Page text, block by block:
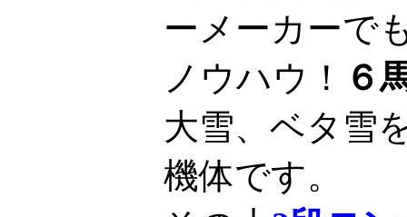
ーメーカーで
ノウハウ！
６
大雪、ベタ雪
機体です。